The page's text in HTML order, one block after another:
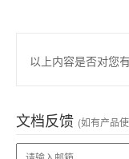
以上内容是否对您
文档反馈 (如有产品